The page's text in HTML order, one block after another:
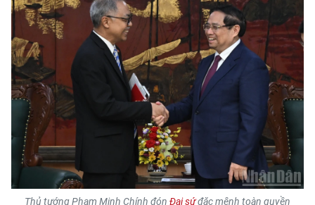
TRI THỨC CHUYÊN SÂU
54 DÂN TỘC VIỆT NAM
CHƯƠNG TRÌNH OCOP - MỖI XÃ
MỘT SẢN PHẨM
RADIO
MEDIA CENTER
Thủ tướng Phạm Minh Chính đón Đại sứđặc mệnh toàn quyền